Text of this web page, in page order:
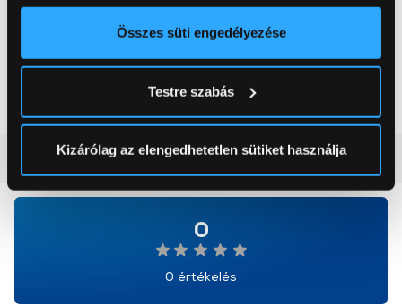
elhelyezkedéséről pár méteres pontossággal
Az Ön készülékén beazonosítása annak konkrét
módjairól és adja meg preferenciáit aRészletek
pontban. Bármikor módosíthatja vagy visszavonhatja a
Sütinyilatkozathoz való hozzájárulását.
cookie-k személyazonosítására nem alkalmasak,
szolgáltatásaink biztosításához szükségesek. Az oldal
használatával Ön elfogadja a cookie-k használatát.
Összes süti engedélyezése
Testre szabás
Kizárólag az elengedhetetlen sütiket használja
Gorenje NRS8182KX Side
by side hűtőszekrény
Gorenje N619EAXL4
Alulfagyasztós
kombinált hűtőszekrény
179 999 Ft
Vásárlói vélemények(0)
0
0 értékelés